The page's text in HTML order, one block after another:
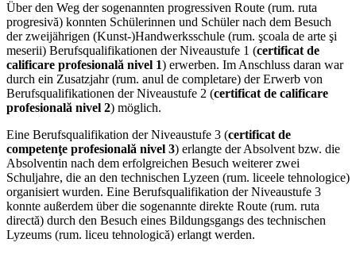
Über den Weg der sogenannten progressiven Route (rum. ruta
progresivă) konnten Schülerinnen und Schüler nach dem Besuch
der zweijährigen (Kunst-)Handwerksschule (rum. şcoala de arte şi
meserii) Berufsqualifikationen der Niveaustufe 1 (certificat de
calificare profesională nivel 1) erwerben. Im Anschluss daran war
durch ein Zusatzjahr (rum. anul de completare) der Erwerb von
Berufsqualifikationen der Niveaustufe 2 (certificat de calificare
profesională nivel 2) möglich.
Eine Berufsqualifikation der Niveaustufe 3 (certificat de
competenţe profesională nivel 3) erlangte der Absolvent bzw. die
Absolventin nach dem erfolgreichen Besuch weiterer zwei
Schuljahre, die an den technischen Lyzeen (rum. liceele tehnologice)
organisiert wurden. Eine Berufsqualifikation der Niveaustufe 3
konnte außerdem über die sogenannte direkte Route (rum. ruta
directă) durch den Besuch eines Bildungsgangs des technischen
Lyzeums (rum. liceu tehnologică) erlangt werden.